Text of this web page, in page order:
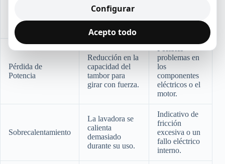
lo normal,
incluso cuando
está nivelado.
ajustado.
Pérdida de
Potencia
Reducción en la
capacidad del
tambor para
girar con fuerza.
Posibles
problemas en
los
componentes
eléctricos o el
motor.
Sobrecalentamiento
La lavadora se
calienta
demasiado
durante su uso.
Indicativo de
fricción
excesiva o un
fallo eléctrico
interno.
Configurar
Acepto todo